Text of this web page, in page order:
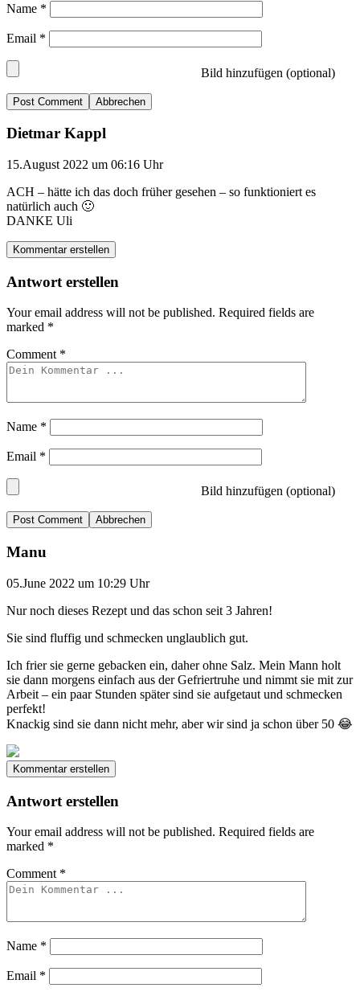
Name *
Email *
Bild hinzufügen (optional)
Abbrechen
Dietmar Kappl
15.August 2022 um 06:16 Uhr
ACH – hätte ich das doch früher gesehen – so funktioniert es
natürlich auch 🙂
DANKE Uli
Kommentar erstellen
Antwort erstellen
Your email address will not be published. Required fields are
marked *
Comment *
Name *
Email *
Bild hinzufügen (optional)
Abbrechen
Manu
05.June 2022 um 10:29 Uhr
Nur noch dieses Rezept und das schon seit 3 Jahren!
Sie sind fluffig und schmecken unglaublich gut.
Ich frier sie gerne gebacken ein, daher ohne Salz. Mein Mann holt
sie dann morgens einfach aus der Gefriertruhe und nimmt sie mit zur
Arbeit – ein paar Stunden später sind sie aufgetaut und schmecken
perfekt!
Knackig sind sie dann nicht mehr, aber wir sind ja schon über 50 😂
Kommentar erstellen
Antwort erstellen
Your email address will not be published. Required fields are
marked *
Comment *
Name *
Email *